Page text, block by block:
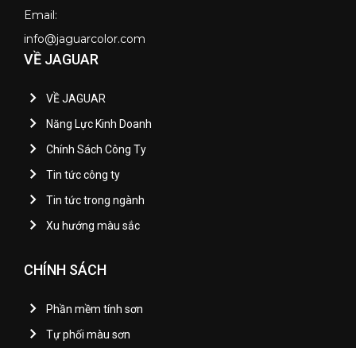
Email:
info@jaguarcolor.com
VỀ JAGUAR
VỀ JAGUAR
Năng Lực Kinh Doanh
Chính Sách Công Ty
Tin tức công ty
Tin tức trong ngành
Xu hướng màu sắc
CHÍNH SÁCH
Phần mềm tính sơn
Tự phối màu sơn